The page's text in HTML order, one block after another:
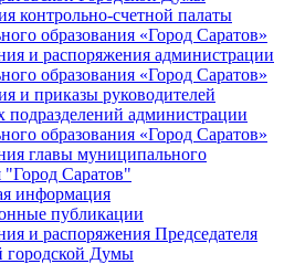
контрольно-счетной палаты
образования «Город Саратов»
и распоряжения администрации
образования «Город Саратов»
и приказы руководителей
подразделений администрации
образования «Город Саратов»
главы муниципального
"Город Саратов"
информация
публикации
и распоряжения Председателя
городской Думы